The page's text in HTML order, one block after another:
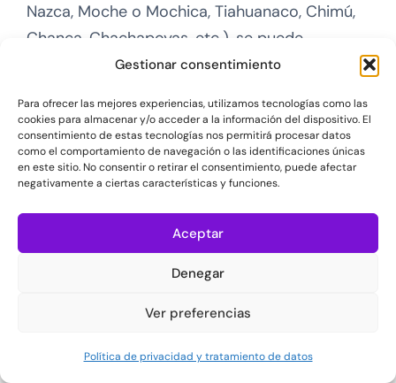
Gestionar consentimiento
Para ofrecer las mejores experiencias, utilizamos tecnologías como las
cookies para almacenar y/o acceder a la información del dispositivo. El
consentimiento de estas tecnologías nos permitirá procesar datos
como el comportamiento de navegación o las identificaciones únicas
en este sitio. No consentir o retirar el consentimiento, puede afectar
negativamente a ciertas características y funciones.
Aceptar
Denegar
Ver preferencias
Política de privacidad y tratamiento de datos
Nazca, Moche o Mochica, Tiahuanaco, Chimú,
Chanca, Chachapoyas, etc.), se puede
constatar que es en la iconografía de los
plasma esta distinción. Además de trasladar a
sus objetos de uso diario todo aspecto de sus
vidas y del mundo que les rodeaba, estos
profusas muestras de su cosmovisión,
posiblemente reservando las mejores piezas
de arte para ofrendar a sus dioses y
contemporáneos……